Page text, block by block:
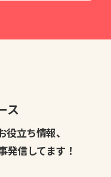
ス
役立ち情報、
発信してます！